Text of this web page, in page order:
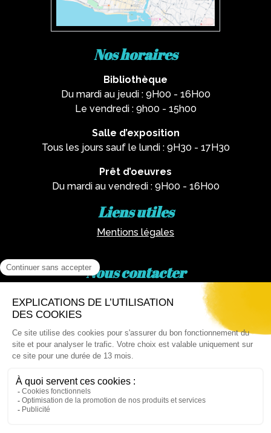
Nos horaires
Bibliothèque
Du mardi au jeudi : 9H00 - 16H00
Le vendredi : 9h00 - 15h00
Salle d’exposition
Tous les jours sauf le lundi : 9H30 - 17H30
Prêt d’oeuvres
Du mardi au vendredi : 9H00 - 16H00
Liens utiles
Mentions légales
Nous contacter
02 62 81 77 60
Via email : artotheque@cg974.fr